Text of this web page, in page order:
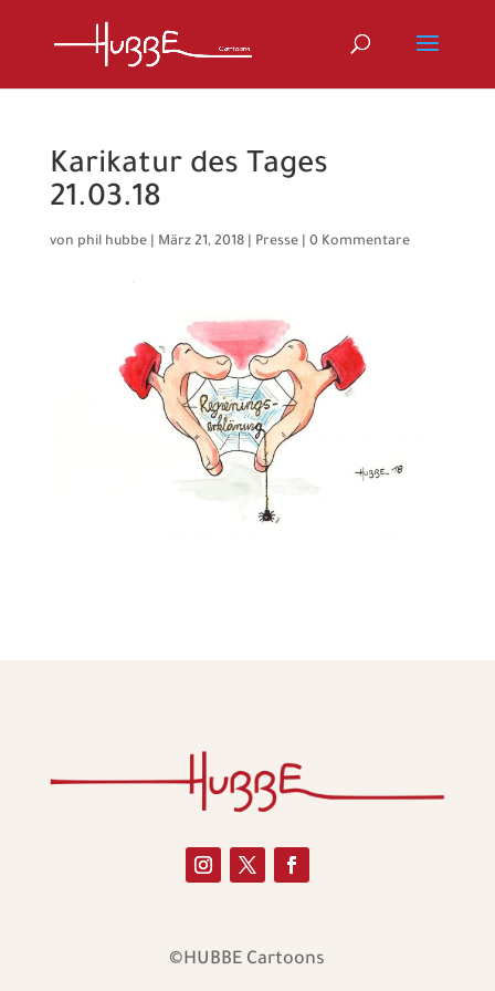
Karikatur des Tages
21.03.18
von phil hubbe| März 21, 2018| Presse| 0 Kommentare
©HUBBE Cartoons